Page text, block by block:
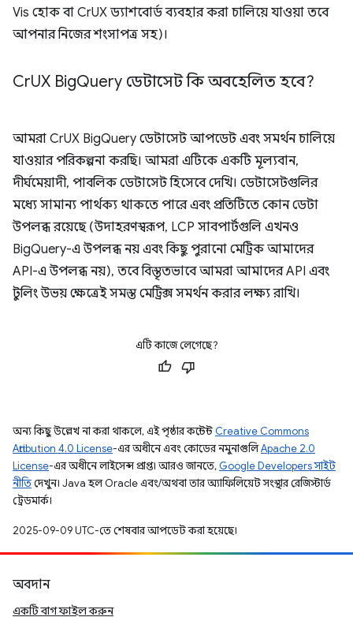
Vis হোক বা CrUX ড্যাশবোর্ড ব্যবহার করা চালিয়ে যাওয়া তবে
আপনার নিজের শংসাপত্র সহ)।
CrUX BigQuery ডেটাসেট কি অবহেলিত হবে?
আমরা CrUX BigQuery ডেটাসেট আপডেট এবং সমর্থন চালিয়ে
যাওয়ার পরিকল্পনা করছি। আমরা এটিকে একটি মূল্যবান,
দীর্ঘমেয়াদী, পাবলিক ডেটাসেট হিসেবে দেখি। ডেটাসেটগুলির
মধ্যে সামান্য পার্থক্য থাকতে পারে এবং প্রতিটিতে কোন ডেটা
উপলব্ধ রয়েছে (উদাহরণস্বরূপ, LCP সাবপার্টগুলি এখনও
BigQuery-এ উপলব্ধ নয় এবং কিছু পুরানো মেট্রিক আমাদের
API-এ উপলব্ধ নয়), তবে বিস্তৃতভাবে আমরা আমাদের API এবং
টুলিং উভয় ক্ষেত্রেই সমস্ত মেট্রিক্স সমর্থন করার লক্ষ্য রাখি।
এটি কাজে লেগেছে?
অন্য কিছু উল্লেখ না করা থাকলে, এই পৃষ্ঠার কন্টেন্ট Creative Commons
Attribution 4.0 License-এর অধীনে এবং কোডের নমুনাগুলিApache 2.0
License-এর অধীনে লাইসেন্স প্রাপ্ত। আরও জানতে, Google Developers সাইট
নীতিদেখুন। Java হল Oracle এবং/অথবা তার অ্যাফিলিয়েট সংস্থার রেজিস্টার্ড
ট্রেডমার্ক।
2025-09-09 UTC-তে শেষবার আপডেট করা হয়েছে।
অবদান
একটি বাগ ফাইল করুন